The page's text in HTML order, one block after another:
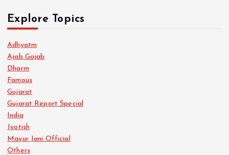
Explore Topics
Adhyatm
Ajab Gajab
Dharm
Famous
Gujarat
Gujarat Report Special
India
Jyotish
Mayur Jani Official
Others